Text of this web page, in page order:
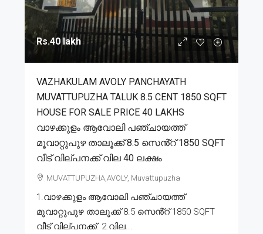
Rs.40 lakh
VAZHAKULAM AVOLY PANCHAYATH
MUVATTUPUZHA TALUK 8.5 CENT 1850 SQFT
HOUSE FOR SALE PRICE 40 LAKHS
വാഴക്കുളം ആവോലി പഞ്ചായത്ത്
മൂവാറ്റുപുഴ താലൂക്ക് 8.5 സെൻ്റ് 1850 SQFT
വീട് വില്പനക്ക് വില 40 ലക്ഷം
MUVATTUPUZHA,AVOLY, Muvattupuzha
1.വാഴക്കുളം ആവോലി പഞ്ചായത്ത്
മൂവാറ്റുപുഴ താലൂക്ക് 8.5 സെൻ്റ് 1850 SQFT
വീട് വില്പനക്ക്. 2.വില...